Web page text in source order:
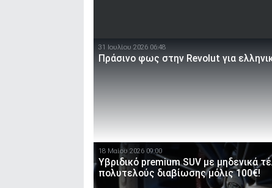
31 Ιουλίου 2026 06:48
Πράσινο φως στην Revolut για
18 Μαίου 2026 09:00
Υβριδικό premium SUV με μηδενικά
πολυτελούς διαβίωσης μόλις 100€!